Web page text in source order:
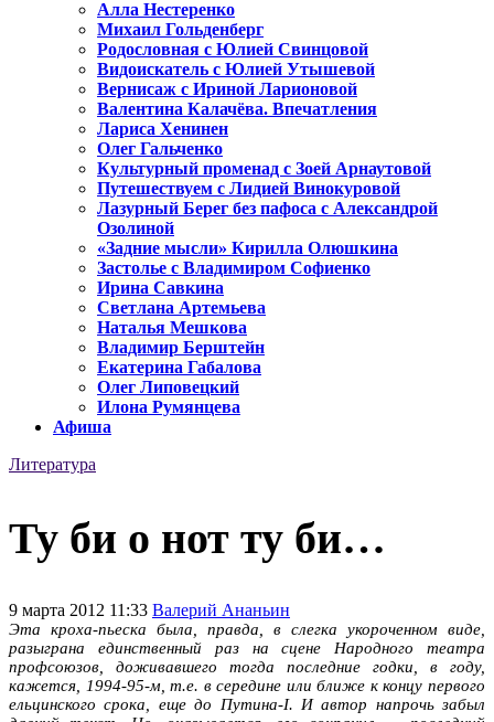
Алла Нестеренко
Михаил Гольденберг
Родословная с Юлией Свинцовой
Видоискатель с Юлией Утышевой
Вернисаж с Ириной Ларионовой
Валентина Калачёва. Впечатления
Лариса Хенинен
Олег Гальченко
Культурный променад с Зоей Арнаутовой
Путешествуем с Лидией Винокуровой
Лазурный Берег без пафоса с Александрой
Озолиной
«Задние мысли» Кирилла Олюшкина
Застолье с Владимиром Софиенко
Ирина Савкина
Светлана Артемьева
Наталья Мешкова
Владимир Берштейн
Екатерина Габалова
Олег Липовецкий
Илона Румянцева
Афиша
Литература
Ту би о нот ту би…
9 марта 2012 11:33 Валерий Ананьин
Эта кроха-пьеска была, правда, в слегка укороченном виде,
разыграна единственный раз на сцене Народного театра
профсоюзов, доживавшего тогда последние годки, в году,
кажется, 1994-95-м, т.е. в середине или ближе к концу первого
ельцинского срока, еще до Путина-I. И автор напрочь забыл